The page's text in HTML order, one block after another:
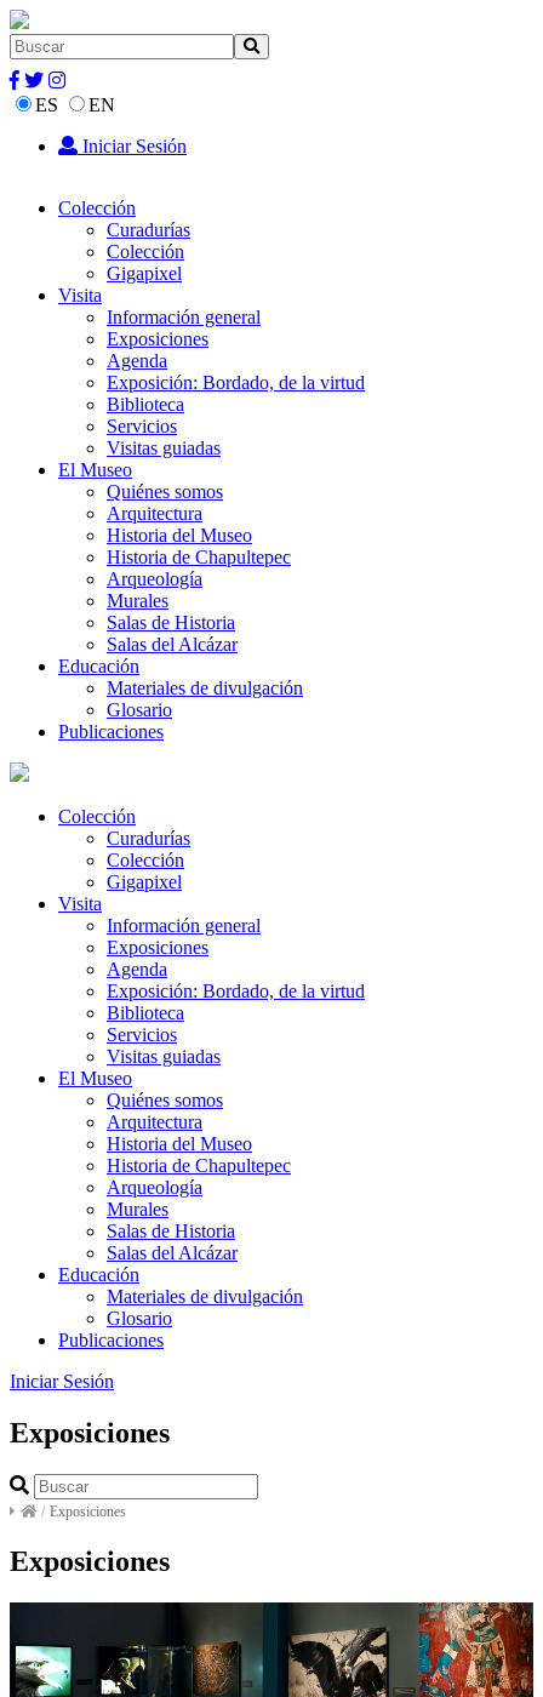
ES
EN
Iniciar Sesión
Colección
Curadurías
Colección
Gigapixel
Visita
Información general
Exposiciones
Agenda
Exposición: Bordado, de la virtud
Biblioteca
Servicios
Visitas guiadas
El Museo
Quiénes somos
Arquitectura
Historia del Museo
Historia de Chapultepec
Arqueología
Murales
Salas de Historia
Salas del Alcázar
Educación
Materiales de divulgación
Glosario
Publicaciones
Colección
Curadurías
Colección
Gigapixel
Visita
Información general
Exposiciones
Agenda
Exposición: Bordado, de la virtud
Biblioteca
Servicios
Visitas guiadas
El Museo
Quiénes somos
Arquitectura
Historia del Museo
Historia de Chapultepec
Arqueología
Murales
Salas de Historia
Salas del Alcázar
Educación
Materiales de divulgación
Glosario
Publicaciones
Iniciar Sesión
Exposiciones
/ Exposiciones
Exposiciones